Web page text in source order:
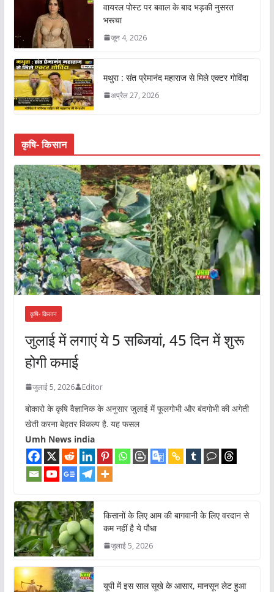
वायरल पोस्ट पर बवाल के बाद भड़की नुसरत
भरूचा
जून 4, 2026
मथुरा : संत प्रेमानंद महाराज से मिले एक्टर गोविंदा
अप्रैल 27, 2026
कृषि- किसान
कृषि- किसान
जुलाई में लगाएं ये 5 सब्जियां, 45 दिन में शुरू
होगी कमाई
जुलाई 5, 2026 Editor
बोकारो के कृषि वैज्ञानिक के अनुसार जुलाई में फूलगोभी और बंदगोभी की अगेती
खेती करना बेहतर विकल्प है. यह फसल
Umh News india
किसानों के लिए आम की बागवानी के लिए वरदान से
कम नहीं है ये पौधा
जुलाई 5, 2026
यूपी में इस साल सूखे के आसार, मानसून लेट हुआ